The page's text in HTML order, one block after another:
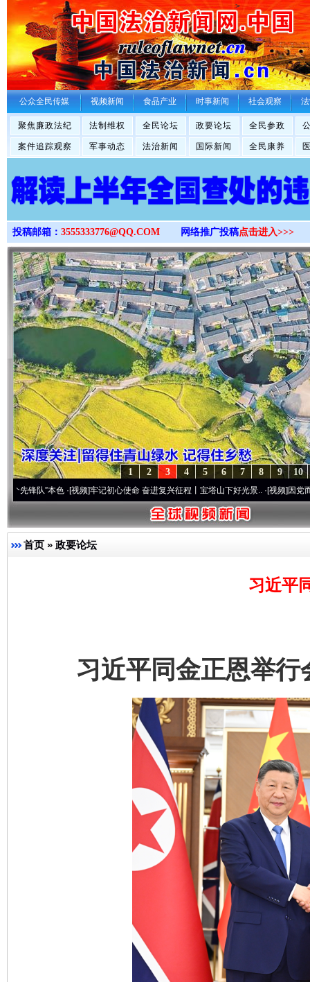
>
公众全民传媒 视频新闻 食品产业 时事新闻 社会观察
聚焦廉政法纪 法制维权 全民论坛 政要论坛 全民参政
案件追踪观察 军事动态 法治新闻 国际新闻 全民康养
投稿邮箱： 3555333776@QQ.COM 网络推广投稿点击进入>>>
10
9
8
7
6
5
4
3
2
1
·[视频]牢记初心使命 奋进复兴征程丨宝塔山下好光景..·[视频]因党而生 为党而战
首页 » 政要论坛
习近平
习近平同金正恩举行